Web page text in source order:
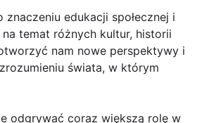
znaczeniu edukacji społecznej i
temat różnych kultur, historii
nam nowe perspektywy i
świata, w którym
odgrywać coraz większą rolę w